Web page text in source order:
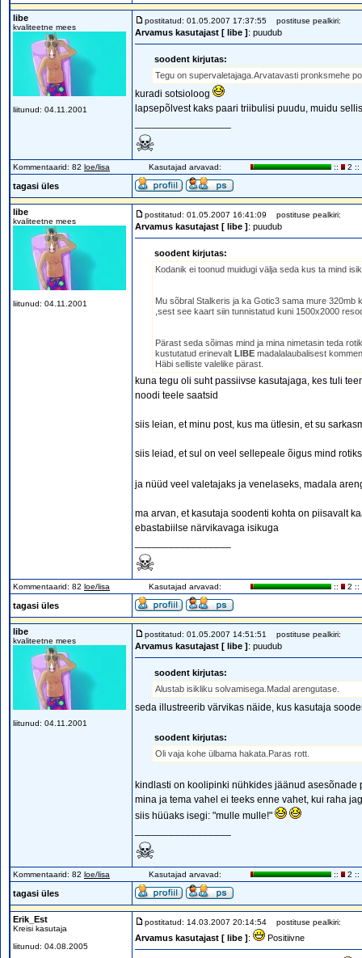
libe
kvaliteetne mees
liitunud: 04.11.2001
postitatud: 01.05.2007 17:37:55 postituse pealkiri:
Arvamus kasutajast [ libe ]: puudub
soodent kirjutas:
Tegu on supervaletajaga.Arvatavasti pronksmehe
kuradi sotsioloog
lapsepõlvest kaks paari triibulisi puudu, muidu
☠
Kommentaarid: 82 loe/lisa Kasutajad arvavad: :: 2 ::
tagasi üles
libe
kvaliteetne mees
liitunud: 04.11.2001
postitatud: 01.05.2007 16:41:09 postituse pealkiri:
Arvamus kasutajast [ libe ]: puudub
soodent kirjutas:
Kodanik ei toonud muidugi välja seda kus ta mind
Mu sõbral Stalkeris ja ka Gotic3 sama mure 320mb
,sest see kaart siin tunnistatud kuni 1500x2000
Pärast seda sõimas mind ja mina nimetasin teda
kustutatud erinevalt LIBE madalalaubalisest
Häbi selliste valelike pärast.
kuna tegu oli suht passiivse kasutajaga, kes tuli
noodi teele saatsid
siis leian, et minu post, kus ma ütlesin, et su
siis leiad, et sul on veel sellepeale õigus mind
ja nüüd veel valetajaks ja venelaseks, madala
ma arvan, et kasutaja soodenti kohta on piisavalt
ebastabiilse närvikavaga isikuga
☠
Kommentaarid: 82 loe/lisa Kasutajad arvavad: :: 2 ::
tagasi üles
libe
kvaliteetne mees
liitunud: 04.11.2001
postitatud: 01.05.2007 14:51:51 postituse pealkiri:
Arvamus kasutajast [ libe ]: puudub
soodent kirjutas:
Alustab isikliku solvamisega.Madal arengutase.
seda illustreerib värvikas näide, kus kasutaja
soodent kirjutas:
Oli vaja kohe ülbama hakata.Paras rott.
kindlasti on koolipinki nühkides jäänud asesõnade
mina ja tema vahel ei teeks enne vahet, kui raha
siis hüüaks isegi: "mulle mulle!"
☠
Kommentaarid: 82 loe/lisa Kasutajad arvavad: :: 2 ::
tagasi üles
Erik_Est
Kreisi kasutaja
liitunud: 04.08.2005
postitatud: 14.03.2007 20:14:54 postituse pealkiri:
Arvamus kasutajast [ libe ]: Positiivne